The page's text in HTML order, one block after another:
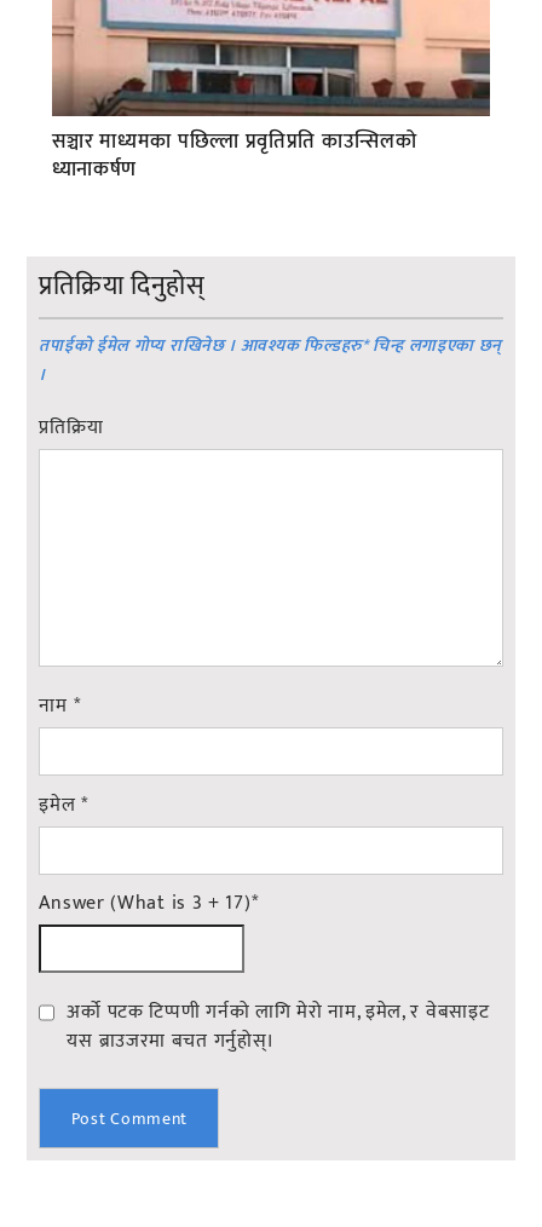
सञ्चार माध्यमका पछिल्ला प्रवृतिप्रति काउन्सिलको
ध्यानाकर्षण
प्रतिक्रिया दिनुहोस्
तपाईको ईमेल गोप्य राखिनेछ । आवश्यक फिल्डहरु*चिन्ह लगाइएका छन्
।
प्रतिक्रिया
नाम *
इमेल*
Answer (What is 3 + 17)*
अर्को पटक टिप्पणी गर्नको लागि मेरो नाम, इमेल, र वेबसाइट
यस ब्राउजरमा बचत गर्नुहोस्।